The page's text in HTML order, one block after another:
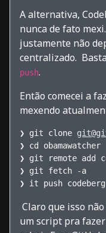
A alternativa,
nunca de fato
justamente não
centralizado.
push.
Então comecei a
mexendo
❯ git clone
❯ cd obamawatcher
❯ git remote add
❯ git fetch -a
Claro que isso
um script pra